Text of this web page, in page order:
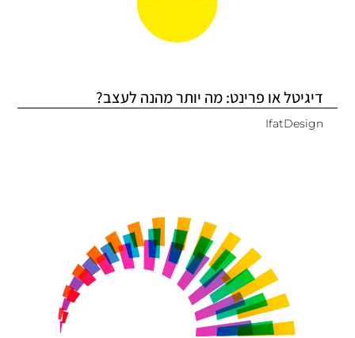
דיגיטל או פרינט: מה יותר מהנה לעצב?
IfatDesign